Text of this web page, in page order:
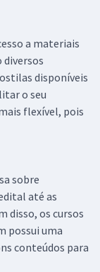
a materiais
diversos
disponíveis
o seu
flexível, pois
sobre
até as
disso, os cursos
possui uma
conteúdos para